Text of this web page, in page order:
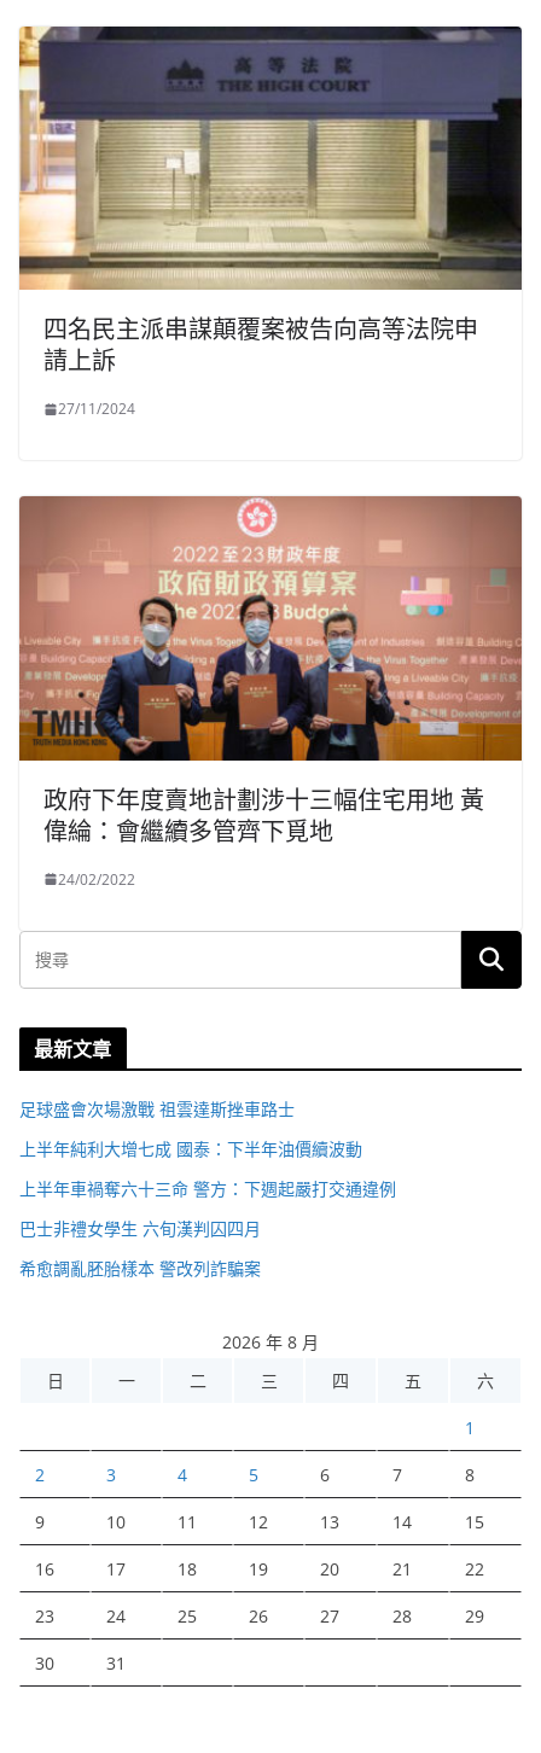
四名民主派串謀顛覆案被告向高等法院申
請上訴
27/11/2024
政府下年度賣地計劃涉十三幅住宅用地 黃
偉綸：會繼續多管齊下覓地
24/02/2022
最新文章
足球盛會次場激戰 祖雲達斯挫車路士
上半年純利大增七成 國泰：下半年油價續波動
上半年車禍奪六十三命 警方：下週起嚴打交通違例
巴士非禮女學生 六旬漢判囚四月
希愈調亂胚胎樣本 警改列詐騙案
2026 年 8 月
日
一 二 三 四 五 六
1
2 3 4 5 6 7 8
9 10 11 12 13 14 15
16 17 18 19 20 21 22
23 24 25 26 27 28 29
30 31